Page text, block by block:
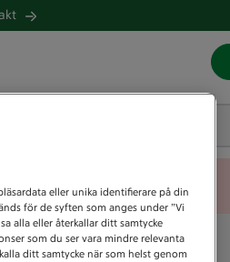
error
eller unika identifierare på din
för de syften som anges under ”Vi
alla eller återkallar ditt samtycke
som du ser vara mindre relevanta
ditt samtycke när som helst genom